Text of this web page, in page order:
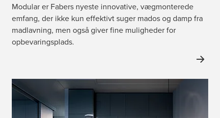
Modular er Fabers nyeste innovative, vægmonterede
emfang, der ikke kun effektivt suger mados og damp fra
madlavning, men også giver fine muligheder for
opbevaringsplads.